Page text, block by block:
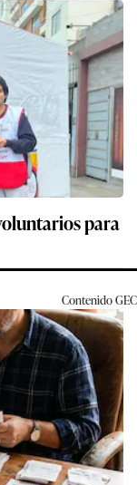
para
ContenidoGEC